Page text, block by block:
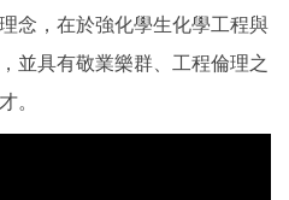
念，在於強化學生化學工程與
並具有敬業樂群、工程倫理之
。